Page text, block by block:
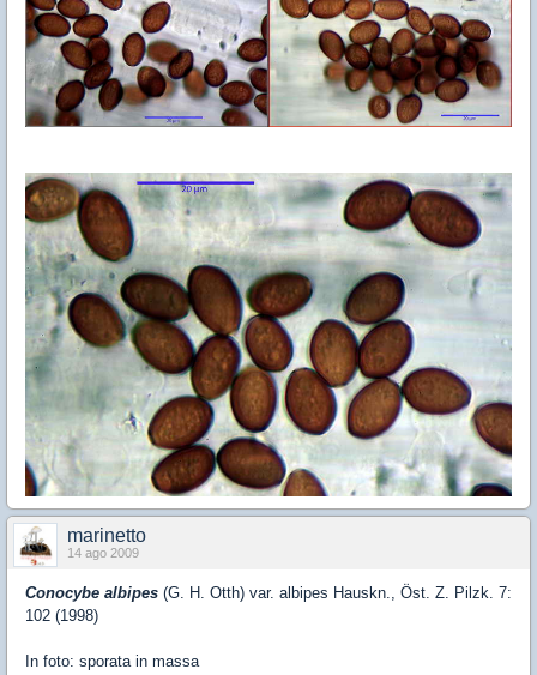
marinetto
14 ago 2009
Conocybe albipes (G. H. Otth) var. albipes Hauskn., Öst. Z. Pilzk. 7:
102 (1998)
In foto: sporata in massa